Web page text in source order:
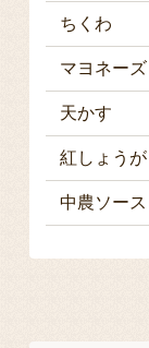
ちくわ
マヨネーズ
天かす
紅しょうが
中農ソース